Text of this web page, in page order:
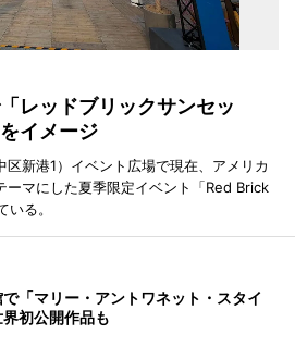
レッドブリックサンセッ
イメージ
新港1）イベント広場で現在、アメリカ
ーマにした夏季限定イベント「Red Brick
る。
「マリー・アントワネット・スタイ
初公開作品も